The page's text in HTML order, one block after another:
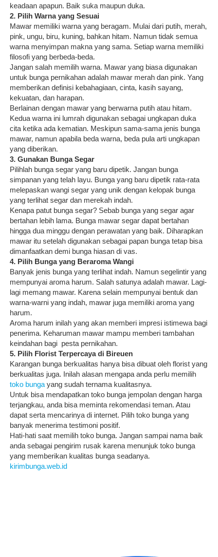
keadaan apapun. Baik suka maupun duka.
2. Pilih Warna yang Sesuai
Mawar memiliki warna yang beragam. Mulai dari putih, merah,
pink, ungu, biru, kuning, bahkan hitam. Namun tidak semua
warna menyimpan makna yang sama. Setiap warna memiliki
filosofi yang berbeda-beda.
Jangan salah memilih warna. Mawar yang biasa digunakan
untuk bunga pernikahan adalah mawar merah dan pink. Yang
memberikan definisi kebahagiaan, cinta, kasih sayang,
kekuatan, dan harapan.
Berlainan dengan mawar yang berwarna putih atau hitam.
Kedua warna ini lumrah digunakan sebagai ungkapan duka
cita ketika ada kematian. Meskipun sama-sama jenis bunga
mawar, namun apabila beda warna, beda pula arti ungkapan
yang diberikan.
3. Gunakan Bunga Segar
Pilihlah bunga segar yang baru dipetik. Jangan bunga
simpanan yang telah layu. Bunga yang baru dipetik rata-rata
melepaskan wangi segar yang unik dengan kelopak bunga
yang terlihat segar dan merekah indah.
Kenapa patut bunga segar? Sebab bunga yang segar agar
bertahan lebih lama. Bunga mawar segar dapat bertahan
hingga dua minggu dengan perawatan yang baik. Diharapkan
mawar itu setelah digunakan sebagai papan bunga tetap bisa
dimanfaatkan demi bunga hiasan di vas.
4. Pilih Bunga yang Beraroma Wangi
Banyak jenis bunga yang terlihat indah. Namun segelintir yang
mempunyai aroma harum. Salah satunya adalah mawar. Lagi-
lagi memang mawar. Karena selain mempunyai bentuk dan
warna-warni yang indah, mawar juga memiliki aroma yang
harum.
Aroma harum inilah yang akan memberi impresi istimewa bagi
penerima. Keharuman mawar mampu memberi tambahan
keindahan bagi pesta pernikahan.
5. Pilih Florist Terpercaya di Bireuen
Karangan bunga berkualitas hanya bisa dibuat oleh florist yang
berkualitas juga. Inilah alasan mengapa anda perlu memilih
toko bunga yang sudah ternama kualitasnya.
Untuk bisa mendapatkan toko bunga jempolan dengan harga
terjangkau, anda bisa meminta rekomendasi teman. Atau
dapat serta mencarinya di internet. Pilih toko bunga yang
banyak menerima testimoni positif.
Hati-hati saat memilih toko bunga. Jangan sampai nama baik
anda sebagai pengirim rusak karena menunjuk toko bunga
yang memberikan kualitas bunga seadanya.
kirimbunga.web.id